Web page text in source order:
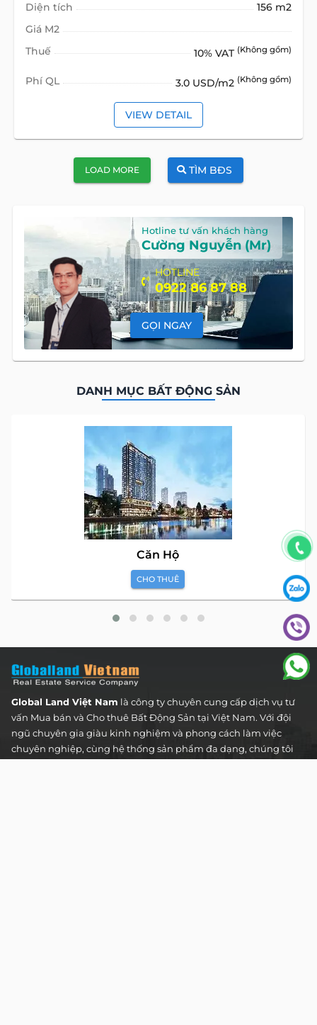
Diện tích
156 m2
Giá M2
Thuế
10% VAT (Không gồm)
Phí QL 3.0 USD/m2 (Không gồm)
VIEW DETAIL
LOAD MORE TÌM BĐS
Hotline tư vấn khách hàng
Cường Nguyễn (Mr)
HOTLINE
0922 86 87 88
GỌI NGAY
DANH MỤC BẤT ĐỘNG SẢN
Căn Hộ
CHO THUÊ
Global Land Việt Nam là công ty chuyên cung cấp dịch vụ tư
vấn Mua bán và Cho thuê Bất Động Sản tại Việt Nam. Với đội
ngũ chuyên gia giàu kinh nghiệm và phong cách làm việc
chuyên nghiệp, cùng hệ thống sản phẩm đa dạng, chúng tôi